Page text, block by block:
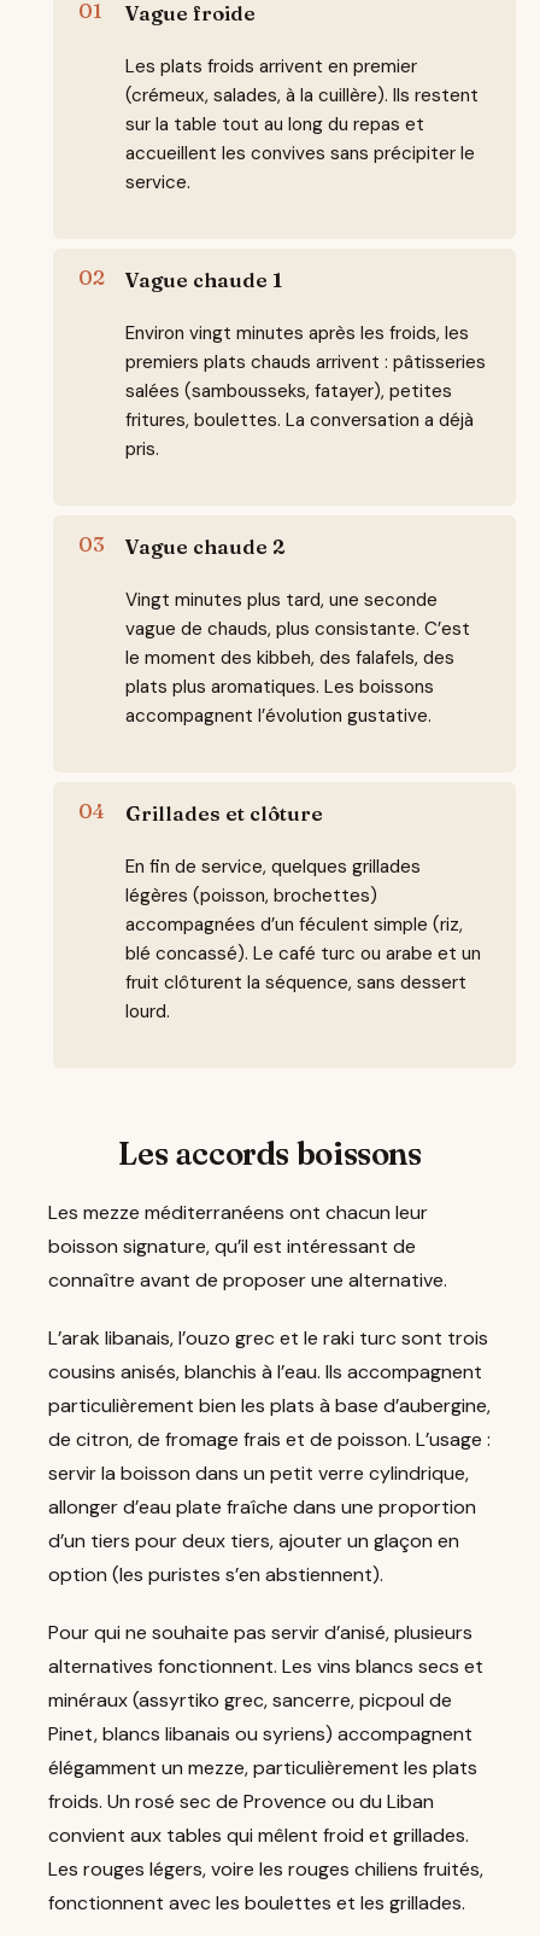
Vague froide
Les plats froids arrivent en premier
(crémeux, salades, à la cuillère). Ils restent
sur la table tout au long du repas et
accueillent les convives sans précipiter le
service.
Vague chaude 1
Environ vingt minutes après les froids, les
premiers plats chauds arrivent : pâtisseries
salées (sambousseks, fatayer), petites
fritures, boulettes. La conversation a déjà
pris.
Vague chaude 2
Vingt minutes plus tard, une seconde
vague de chauds, plus consistante. C’est
le moment des kibbeh, des falafels, des
plats plus aromatiques. Les boissons
accompagnent l’évolution gustative.
Grillades et clôture
En fin de service, quelques grillades
légères (poisson, brochettes)
accompagnées d’un féculent simple (riz,
blé concassé). Le café turc ou arabe et un
fruit clôturent la séquence, sans dessert
lourd.
Les accords boissons
Les mezze méditerranéens ont chacun leur
boisson signature, qu’il est intéressant de
connaître avant de proposer une alternative.
L’arak libanais, l’ouzo grec et le raki turc sont trois
cousins anisés, blanchis à l’eau. Ils accompagnent
particulièrement bien les plats à base d’aubergine,
de citron, de fromage frais et de poisson. L’usage :
servir la boisson dans un petit verre cylindrique,
allonger d’eau plate fraîche dans une proportion
d’un tiers pour deux tiers, ajouter un glaçon en
option (les puristes s’en abstiennent).
Pour qui ne souhaite pas servir d’anisé, plusieurs
alternatives fonctionnent. Les vins blancs secs et
minéraux (assyrtiko grec, sancerre, picpoul de
Pinet, blancs libanais ou syriens) accompagnent
élégamment un mezze, particulièrement les plats
froids. Un rosé sec de Provence ou du Liban
convient aux tables qui mêlent froid et grillades.
Les rouges légers, voire les rouges chiliens fruités,
fonctionnent avec les boulettes et les grillades.